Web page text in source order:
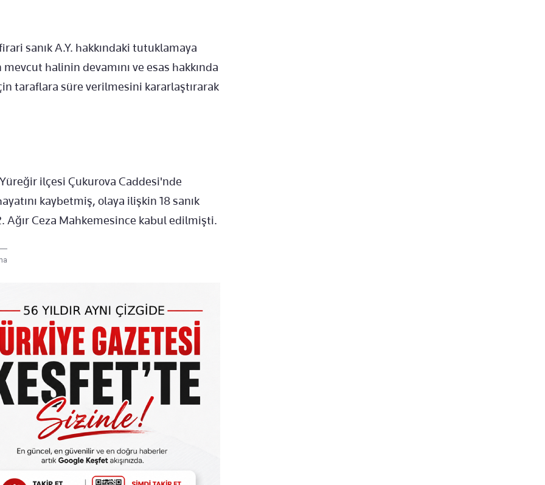
sanık A.Y. hakkındaki tutuklamaya
halinin devamını ve esas hakkında
taraflara süre verilmesini kararlaştırarak
ilçesi Çukurova Caddesi'nde
kaybetmiş, olaya ilişkin 18 sanık
Ağır Ceza Mahkemesince kabul edilmişti.